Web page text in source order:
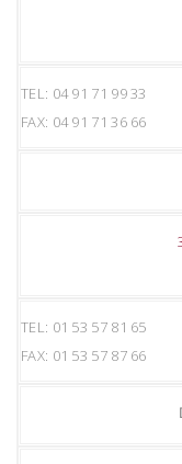
TEL: 04 91 71 99 33
FAX: 04 91 71 36 66
TEL: 01 53 57 81 65
FAX: 01 53 57 87 66